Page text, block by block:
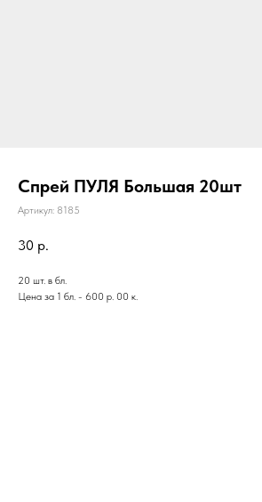
Спрей ПУЛЯ Большая 20шт
Артикул: 8185
30 р.
20 шт. в бл.
Цена за 1 бл. - 600 р. 00 к.